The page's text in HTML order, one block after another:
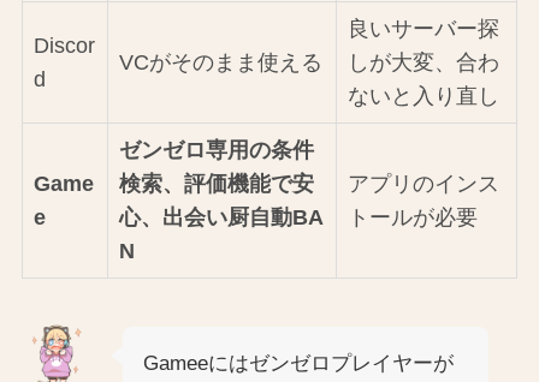
Discor
d
VCがそのまま使える
良いサーバー探
しが大変、合わ
ないと入り直し
Game
e
ゼンゼロ専用の条件
検索、評価機能で安
心、出会い厨自動BA
N
アプリのインス
トールが必要
Gameeにはゼンゼロプレイヤーが